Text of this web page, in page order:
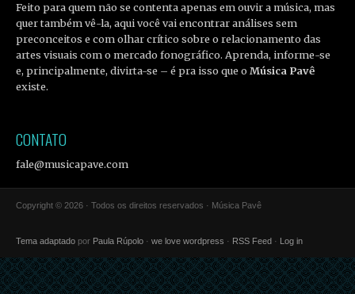
Feito para quem não se contenta apenas em ouvir a música, mas
quer também vê-la, aqui você vai encontrar análises sem
preconceitos e com olhar crítico sobre o relacionamento das
artes visuais com o mercado fonográfico. Aprenda, informe-se
e, principalmente, divirta-se – é pra isso que oMúsica Pavê
existe.
CONTATO
fale@musicapave.com
Copyright © 2026 · Todos os direitos reservados · Música Pavê
Tema adaptado por Paula Rúpolo · we love wordpress · RSS Feed · Log in